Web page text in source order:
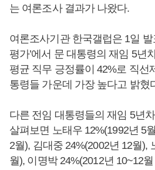
는 여론조사 결과가 나왔다.
여론조사기관 한국갤럽은 1일 발
평가’에서 문 대통령의 재임 5년
평균 직무 긍정률이 42%로 직선
통령들 가운데 가장 높다고 밝혔
다른 전임 대통령들의 재임 5년
살펴보면 노태우 12%(1992년 5
2월), 김대중 24%(2002년 12월),
월), 이명박 24%(2012년 10~12